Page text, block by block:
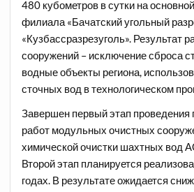
480 кубометров в сутки на
филиала «Бачатский угольный
«Кузбассразрезуголь». Результат
сооружений – исключение сброса
водные объекты региона,
сточных вод в технологическом
Завершен первый этап проведения
работ модульных очистных
химической очистки шахтных вод
Второй этап планируется
годах. В результате ожидается